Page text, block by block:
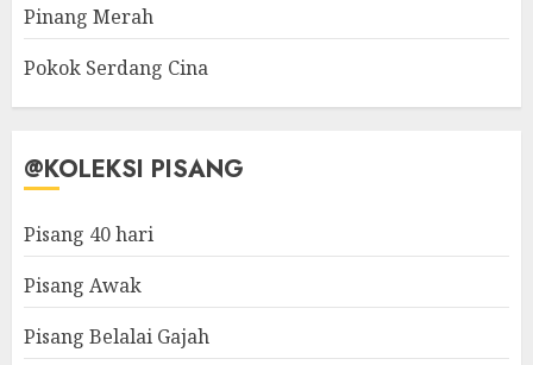
Pinang Merah
Pokok Serdang Cina
@KOLEKSI PISANG
Pisang 40 hari
Pisang Awak
Pisang Belalai Gajah